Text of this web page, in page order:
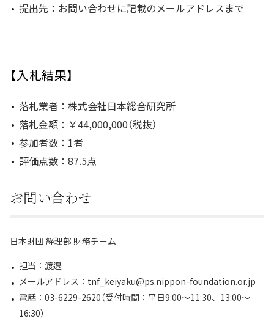
提出先：お問い合わせに記載のメールアドレスまで
【入札結果】
落札業者：株式会社日本総合研究所
落札金額：￥44,000,000（税抜）
参加者数：1者
評価点数：87.5点
お問い合わせ
日本財団 経理部 財務チーム
担当：渡邉
メールアドレス：tnf_keiyaku@ps.nippon-foundation.or.jp
電話：03-6229-2620（受付時間：平日9:00～11:30、13:00～
16:30）